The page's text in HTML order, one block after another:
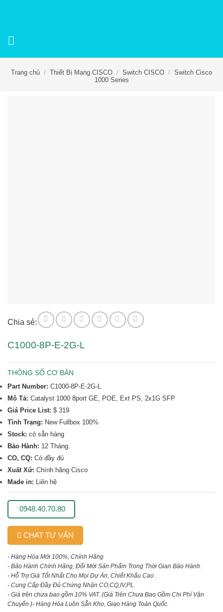
Trang chủ / Thiết Bị Mạng CISCO / Switch CISCO / Switch Cisco
1000 Series
Chia sẻ:
C1000-8P-E-2G-L
THÔNG SỐ CƠ BẢN
Part Number: C1000-8P-E-2G-L
Mô Tả: Catalyst 1000 8port GE, POE, Ext PS, 2x1G SFP
Giá Price List: $ 319
Tình Trạng: New Fullbox 100%
Stock: có sẵn hàng
Bảo Hành: 12 Tháng.
CO, CQ: Có đầy đủ
Xuất Xứ: Chính hãng Cisco
Made in: Liên hệ
0948.40.70.80
CHAT TƯ VẤN
- Hàng Hóa Mới 100%, Chính Hãng
- Bảo Hành Chính Hãng, Đổi Mới Sản Phẩm Trong Thời Gian Bảo Hành.
- Hỗ Trợ Giá Tốt Nhất Cho Mọi Dự Án, Chiết Khấu Cao .
- Cung Cấp Đầy Đủ Chứng Nhận CO,CQ,IV,PL.
- Giá trên chưa bao gồm 10% VAT. (Giá Trên Chưa Bao Gồm Chi Phí Vận
Chuyển )- Hàng Hóa Luôn Sẵn Kho, Giao Hàng Toàn Quốc.